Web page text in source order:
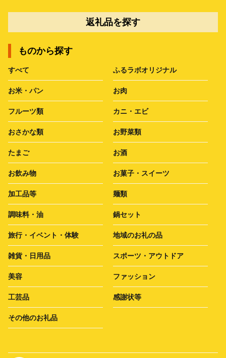
返礼品を探す
ものから探す
すべて ふるラボオリジナル
お米・パン お肉
フルーツ類 カニ・エビ
おさかな類 お野菜類
たまご お酒
お飲み物 お菓子・スイーツ
加工品等 麺類
調味料・油 鍋セット
旅行・イベント・体験 地域のお礼の品
雑貨・日用品 スポーツ・アウトドア
美容 ファッション
工芸品 感謝状等
その他のお礼品